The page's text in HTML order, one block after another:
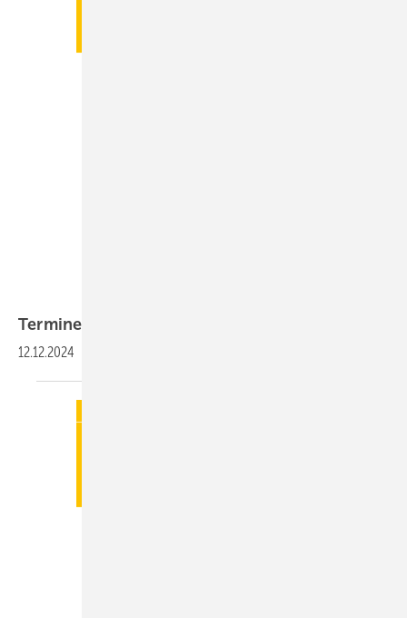
Termine
12.12.2024